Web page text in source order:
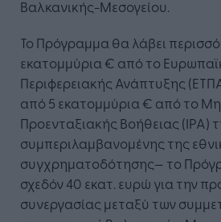
Βαλκανικής-Μεσογείου.
Το Πρόγραμμα θα λάβει
εκατομμύρια € από το
Περιφερειακής Ανάπτυξης
από 5 εκατομμύρια € από το
Προενταξιακής Βοήθειας (ΙΡΑ)
συμπεριλαμβανομένης της
συγχρηματοδότησης— το
σχεδόν 40 εκατ. ευρώ για την
συνεργασίας μεταξύ των